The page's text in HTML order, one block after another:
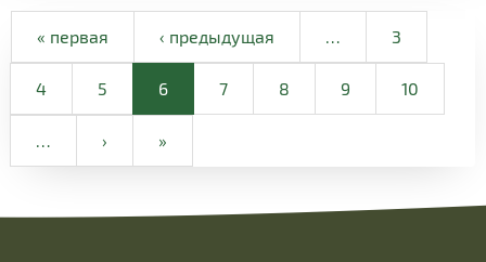
« первая ‹ предыдущая … 3
4 5 6 7 8 9 10
… › »